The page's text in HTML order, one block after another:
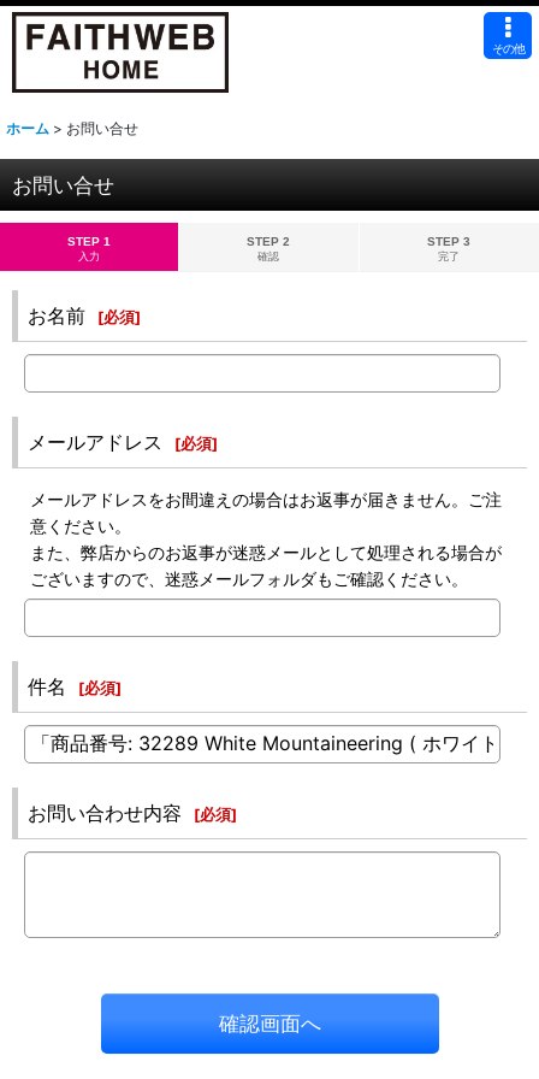
その他
ホーム > お問い合せ
お問い合せ
STEP 1
入力
STEP 2
確認
STEP 3
完了
お名前 [必須]
メールアドレス [必須]
メールアドレスをお間違えの場合はお返事が届きません。ご注
意ください。
また、弊店からのお返事が迷惑メールとして処理される場合が
ございますので、迷惑メールフォルダもご確認ください。
件名 [必須]
お問い合わせ内容 [必須]
確認画面へ